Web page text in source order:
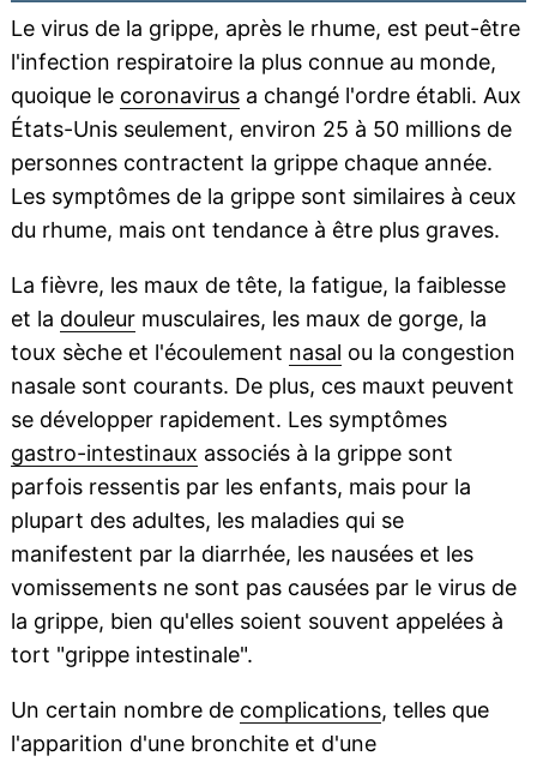
Le virus de la grippe, après le rhume, est peut-être
l'infection respiratoire la plus connue au monde,
quoique le coronavirusa changé l'ordre établi. Aux
États-Unis seulement, environ 25 à 50 millions de
personnes contractent la grippe chaque année.
Les symptômes de la grippe sont similaires à ceux
du rhume, mais ont tendance à être plus graves.
La fièvre, les maux de tête, la fatigue, la faiblesse
et la douleurmusculaires, les maux de gorge, la
toux sèche et l'écoulement nasal ou la congestion
nasale sont courants. De plus, ces mauxt peuvent
se développer rapidement. Les symptômes
gastro-intestinaux associés à la grippe sont
parfois ressentis par les enfants, mais pour la
plupart des adultes, les maladies qui se
manifestent par la diarrhée, les nausées et les
vomissements ne sont pas causées par le virus de
la grippe, bien qu'elles soient souvent appelées à
tort "grippe intestinale".
Un certain nombre de complications, telles que
l'apparition d'une bronchite et d'une